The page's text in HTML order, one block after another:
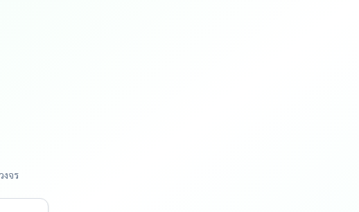
งจร